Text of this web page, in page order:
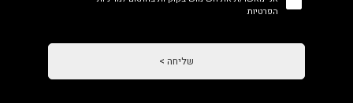
הפרטיות